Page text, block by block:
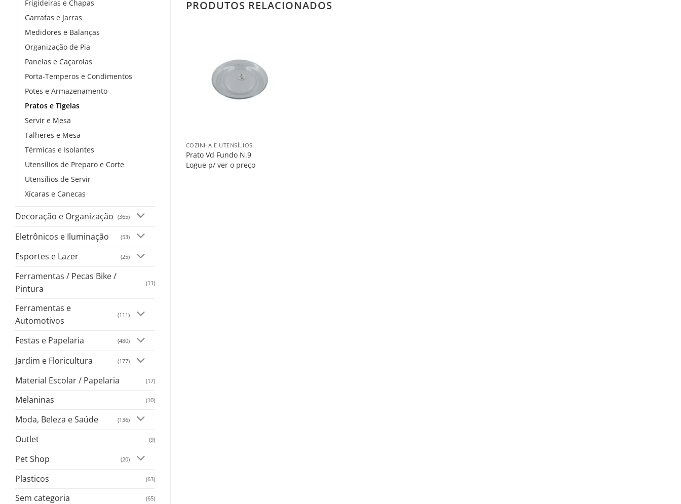
Frigideiras e Chapas
Garrafas e Jarras
Medidores e Balanças
Organização de Pia
Panelas e Caçarolas
Porta-Temperos e Condimentos
Potes e Armazenamento
Pratos e Tigelas
Servir e Mesa
Talheres e Mesa
Térmicas e Isolantes
Utensílios de Preparo e Corte
Utensílios de Servir
Xícaras e Canecas
Decoração e Organização (365)
Eletrônicos e Iluminação (53)
Esportes e Lazer (25)
Ferramentas / Pecas Bike /
Pintura
(11)
Ferramentas e
Automotivos
(111)
Festas e Papelaria (480)
Jardim e Floricultura (177)
Material Escolar / Papelaria (17)
Melaninas (10)
Moda, Beleza e Saúde (136)
Outlet (9)
Pet Shop (20)
Plasticos (63)
Sem categoria (65)
PRODUTOS RELACIONADOS
COZINHA E UTENSÍLIOS
Prato Vd Fundo N.9
Logue p/ ver o preço